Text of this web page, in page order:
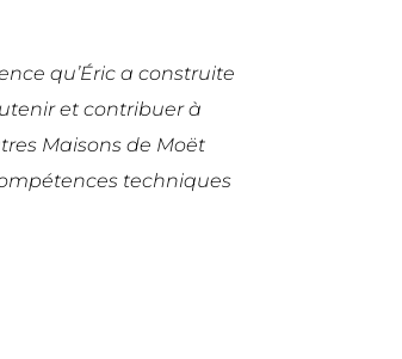
qu’Éric a construite
et contribuer à
Maisons de Moët
techniques